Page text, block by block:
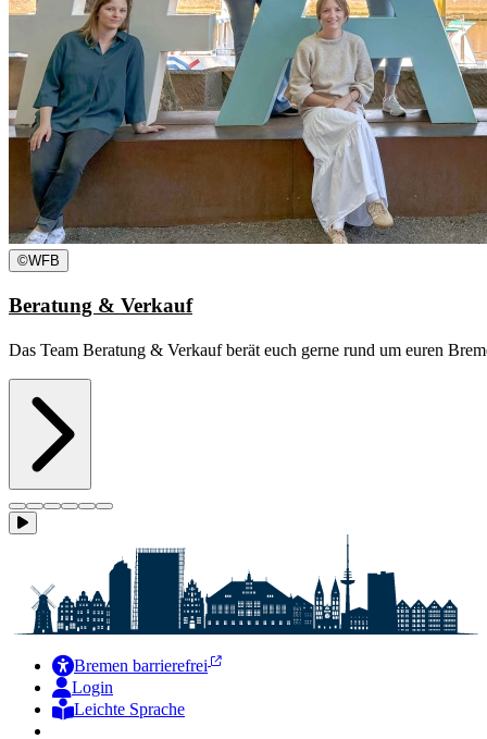
©WFB
Beratung & Verkauf
Das Team Beratung & Verkauf berät euch gerne rund um euren
Bremen barrierefrei
Login
Leichte Sprache